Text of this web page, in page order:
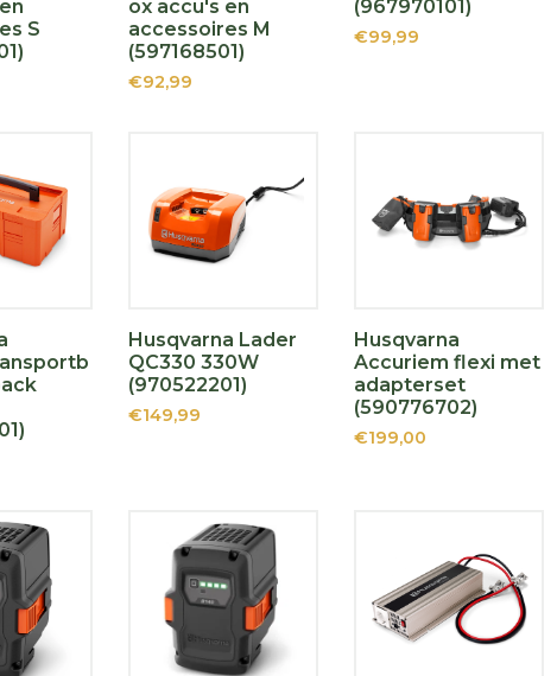
S
ox accu's en
accessoires M
(597168501)
€92,99
(967970101)
€99,99
Husqvarna Lader
QC330 330W
(970522201)
€149,99
Husqvarna
Accuriem flexi met
adapterset
(590776702)
€199,00